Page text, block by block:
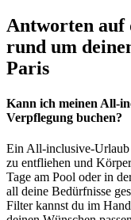
Antworten auf
rund um
Paris
Kann ich meinen All-
Verpflegung buchen?
Ein All-inclusive-Urlaub
zu entfliehen und
Tage am Pool oder in
all deine Bedürfnisse
Filter kannst du im